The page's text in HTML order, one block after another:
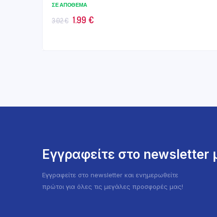
ΣΕ ΑΠΌΘΕΜΑ
3.02€ Original
1.99 €Η
Εγγραφείτε στο newsletter
Εγγραφείτε στο newsletter και ενημερωθείτε
πρώτοι για όλες τις μεγάλες προσφορές μας!